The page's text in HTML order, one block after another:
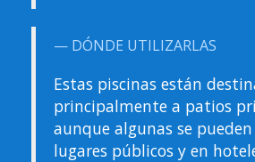
DÓNDE UTILIZARLAS
Estas piscinas están
principalmente a patios
aunque algunas se
lugares públicos y en